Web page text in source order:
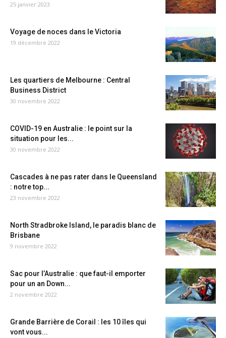
25 janvier 2023
Voyage de noces dans le Victoria
19 décembre 2022
Les quartiers de Melbourne : Central
Business District
30 novembre 2022
COVID-19 en Australie : le point sur la
situation pour les...
30 novembre 2022
Cascades à ne pas rater dans le Queensland
: notre top...
23 novembre 2022
North Stradbroke Island, le paradis blanc de
Brisbane
9 novembre 2022
Sac pour l’Australie : que faut-il emporter
pour un an Down...
2 novembre 2022
Grande Barrière de Corail : les 10 îles qui
vont vous...